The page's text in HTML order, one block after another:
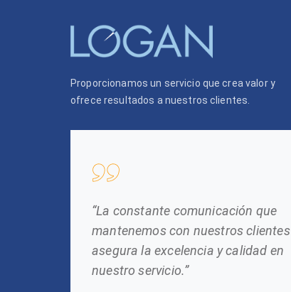
Proporcionamos un servicio que crea valor y
ofrece resultados a nuestros clientes.
“La constante comunicación que
mantenemos con nuestros clientes
asegura la excelencia y calidad en
nuestro servicio.”